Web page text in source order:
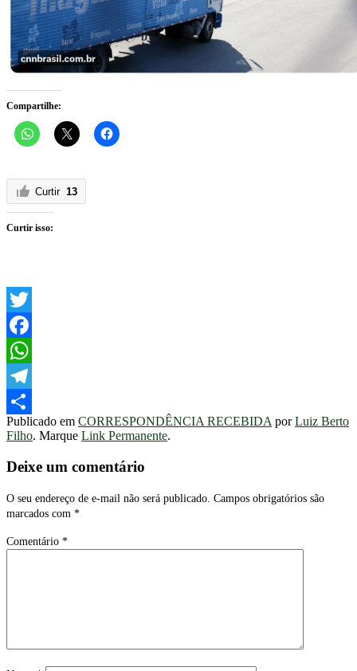
Compartilhe:
Curtir 13
Curtir isso:
Twitter
Facebook
WhatsApp
Telegram
Share
Publicado em CORRESPONDÊNCIA RECEBIDA porLuiz Berto
Filho. Marque Link Permanente.
Deixe um comentário
O seu endereço de e-mail não será publicado. Campos obrigatórios são
marcados com *
Comentário *